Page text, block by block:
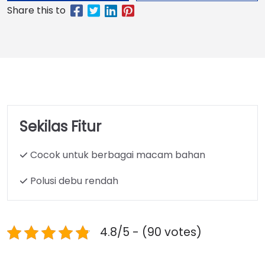
Sekilas Fitur
Cocok untuk berbagai macam bahan
Polusi debu rendah
4.8/5 - (90 votes)